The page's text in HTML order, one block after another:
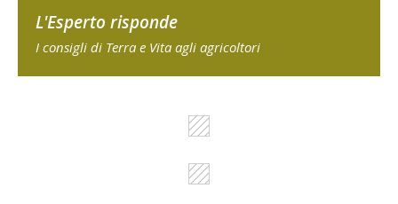
L'Esperto risponde
I consigli di Terra e Vita agli agricoltori